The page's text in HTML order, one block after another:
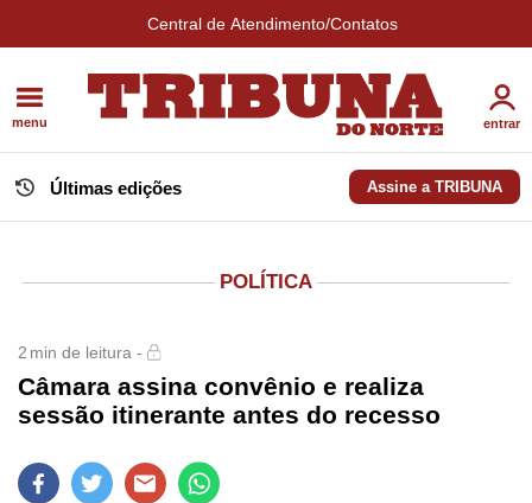
Central de Atendimento/Contatos
menu entrar
Últimas edições Assine a TRIBUNA
POLÍTICA
2 min de leitura -
Câmara assina convênio e realiza
sessão itinerante antes do recesso